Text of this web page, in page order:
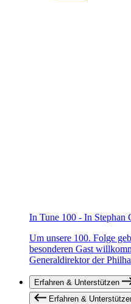
In Tune 100 - In Stephan
Um unsere 100. Folge
besonderen Gast
Generaldirektor der
Erfahren & Unterstützen
Erfahren &